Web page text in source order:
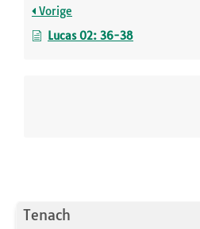
Tenach
Vorige
Lucas 02: 36-38